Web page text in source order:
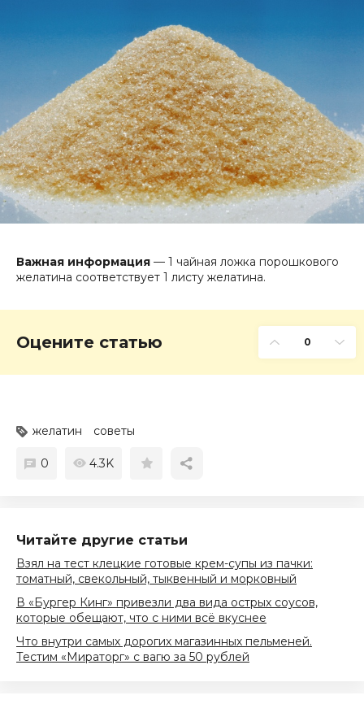
Важная информация — 1 чайная ложка порошкового
желатина соответствует 1 листу желатина.
Оцените статью 0
желатин советы
0 4.3K
Читайте другие статьи
Взял на тест клецкие готовые крем-супы из пачки:
томатный, свекольный, тыквенный и морковный
В «Бургер Кинг» привезли два вида острых соусов,
которые обещают, что с ними всё вкуснее
Что внутри самых дорогих магазинных пельменей.
Тестим «Мираторг» с вагю за 50 рублей